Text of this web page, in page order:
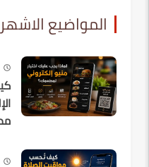
المواضيع